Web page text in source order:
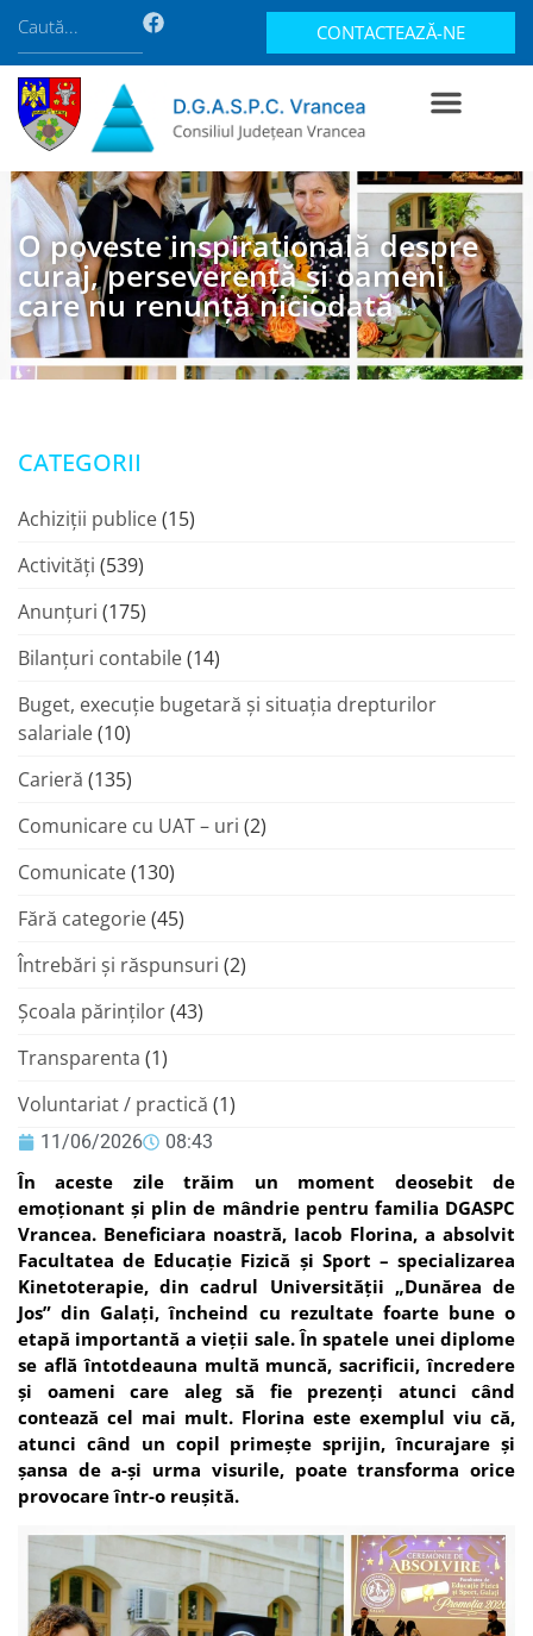
CONTACTEAZĂ-NE
O poveste inspirațională despre
curaj, perseverență și oameni
care nu renunță niciodată
11/06/2026 08:43
În aceste zile trăim un moment deosebit de
emoționant și plin de mândrie pentru familia DGASPC
Vrancea. Beneficiara noastră, Iacob Florina, a absolvit
Facultatea de Educație Fizică și Sport – specializarea
Kinetoterapie, din cadrul Universității „Dunărea de
Jos” din Galați, încheind cu rezultate foarte bune o
etapă importantă a vieții sale. În spatele unei diplome
se află întotdeauna multă muncă, sacrificii, încredere
și oameni care aleg să fie prezenți atunci când
contează cel mai mult. Florina este exemplul viu că,
atunci când un copil primește sprijin, încurajare și
șansa de a-și urma visurile, poate transforma orice
provocare într-o reușită.
CATEGORII
Achiziții publice(15)
Activități (539)
Anunțuri (175)
Bilanțuri contabile(14)
Buget, execuție bugetară și situația drepturilor
salariale(10)
Carieră (135)
Comunicare cu UAT – uri (2)
Comunicate(130)
Fără categorie(45)
Întrebări și răspunsuri (2)
Şcoala părinţilor(43)
Transparenta (1)
Voluntariat / practică (1)